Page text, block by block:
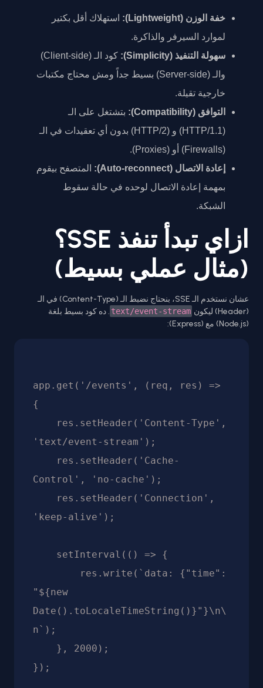
خفة الوزن (Lightweight):
استهلاك أقل بكتير
لموارد السيرفر والذاكرة.
سهولة التنفيذ (Simplicity):
كود الـ (Client-side)
والـ (Server-side) بسيط جداً ومش محتاج مكتبات
خارجية تقيلة.
التوافق (Compatibility):
بتشتغل على الـ
(HTTP/1.1) و (HTTP/2) بدون أي تعقيدات في الـ
(Firewalls) أو (Proxies).
إعادة الاتصال (Auto-reconnect):
المتصفح بيقوم
بمهمة إعادة الاتصال لوحده في حالة سقوط
الشبكة.
ازاي تبدأ تنفذ SSE؟
(مثال عملي بسيط)
عشان نستخدم الـ SSE، بنحتاج نضبط الـ (Content-Type) في الـ
(Header) ليكون
text/event-stream . ده كود بسيط بلغة
(Node.js) مع (Express):
app.get('/events', (req, res) =>
{
'text/event-stream');
Control', 'no-cache');
'keep-alive');
"${new
Date().toLocaleTimeString()}"}\n\
n`);